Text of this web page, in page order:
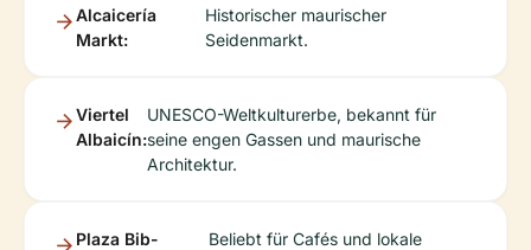
Alcaicería
Markt:
Historischer maurischer
Seidenmarkt.
Viertel
Albaicín:
UNESCO-Weltkulturerbe, bekannt für
seine engen Gassen und maurische
Architektur.
Plaza Bib-
Beliebt für Cafés und lokale